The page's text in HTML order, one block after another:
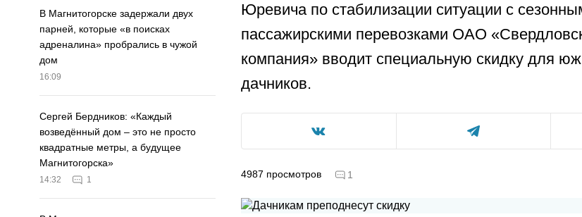
В Магнитогорске задержали двух
парней, которые «в поисках
адреналина» пробрались в чужой
дом
16:09
Сергей Бердников: «Каждый
возведённый дом – это не просто
квадратные метры, а будущее
Магнитогорска»
14:32 1
Юревича по стабилизации ситуации с
пассажирскими перевозками ОАО
компания» вводит специальную скидку для
дачников.
4987 просмотров 1